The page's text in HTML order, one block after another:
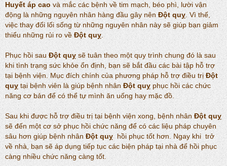
Huyết áp cao và mắc các bệnh về tim mạch, béo phì, lười vận
động là những nguyên nhân hàng đầu gây nênĐột quỵ. Vì thế,
việc thay đổi lối sống từ những nguyên nhân này sẽ giúp bạn giảm
thiểu những rủi ro về Đột quỵ.
Phục hồi sau Đột quỵsẽ tuân theo một quy trình chung đó là sau
khi tình trạng sức khỏe ổn định, bạn sẽ bắt đầu các bài tập hỗ trợ
tại bệnh viện. Mục đích chính của phương pháp hỗ trợ điều trịĐột
quỵ tại bệnh viên là giúp bệnh nhân Đột quỵ phục hồi các chức
năng cơ bản để có thể tự mình ăn uống hay mặc đồ.
Sau khi được hỗ trợ điều trị tại bệnh viện xong, bệnh nhânĐột quỵ
sẽ đến một cơ sở phục hồi chức năng để có các liệu pháp chuyên
sâu hơn giúp bệnh nhân Đột quỵhồi phục tốt hơn. Ngay khi trở
về nhà, bạn sẽ áp dụng tiếp tục các biện pháp tại nhà để hồi phục
càng nhiều chức năng càng tốt.